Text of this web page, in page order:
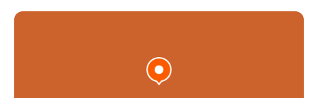
行 1.6 公里 (1 英里) 即達難波豪華花月劇場，4.5 公里 (2.8 英里)